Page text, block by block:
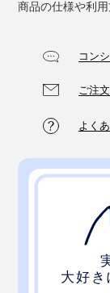
商品の仕様や利
コン
ご注
よく